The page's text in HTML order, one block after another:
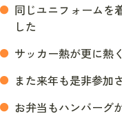
同じユニフォームを
した
サッカー熱が更に熱
また来年も是非参加
お弁当もハンバーグ